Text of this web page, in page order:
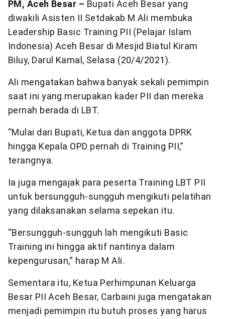
PM, Aceh Besar – Bupati Aceh Besar yang
diwakili Asisten II Setdakab M Ali membuka
Leadership Basic Training PII (Pelajar Islam
Indonesia) Aceh Besar di Mesjid Biatul Kiram
Biluy, Darul Kamal, Selasa (20/4/2021).
Ali mengatakan bahwa banyak sekali pemimpin
saat ini yang merupakan kader PII dan mereka
pernah berada di LBT.
“Mulai dari Bupati, Ketua dan anggota DPRK
hingga Kepala OPD pernah di Training PII,”
terangnya.
Ia juga mengajak para peserta Training LBT PII
untuk bersungguh-sungguh mengikuti pelatihan
yang dilaksanakan selama sepekan itu.
“Bersungguh-sungguh lah mengikuti Basic
Training ini hingga aktif nantinya dalam
kepengurusan,” harap M Ali.
Sementara itu, Ketua Perhimpunan Keluarga
Besar PII Aceh Besar, Carbaini juga mengatakan
menjadi pemimpin itu butuh proses yang harus